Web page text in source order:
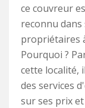
ce couvreur
reconnu
propriétaires
Pourquoi ?
cette localité,
des services
sur ses prix